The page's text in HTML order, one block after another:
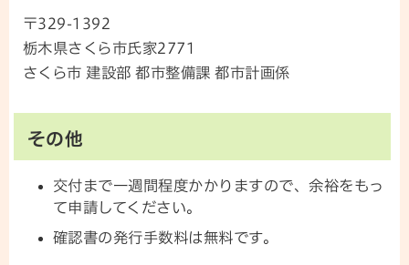
〒329-1392
栃木県さくら市氏家2771
さくら市 建設部 都市整備課 都市計画係
その他
交付まで一週間程度かかりますので、余裕をもっ
て申請してください。
確認書の発行手数料は無料です。